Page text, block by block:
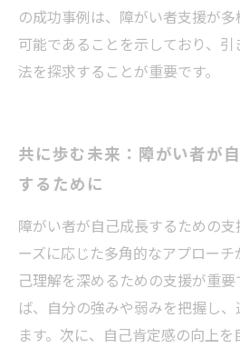
の成功事例は、障がい者支援が
可能であることを示しており、
法を探求することが重要です。
共に歩む未来：障がい者が
するために
障がい者が自己成長するための
ーズに応じた多角的なアプローチ
己理解を深めるための支援が重
ば、自分の強みや弱みを把握し
ます。次に、自己肯定感の向上